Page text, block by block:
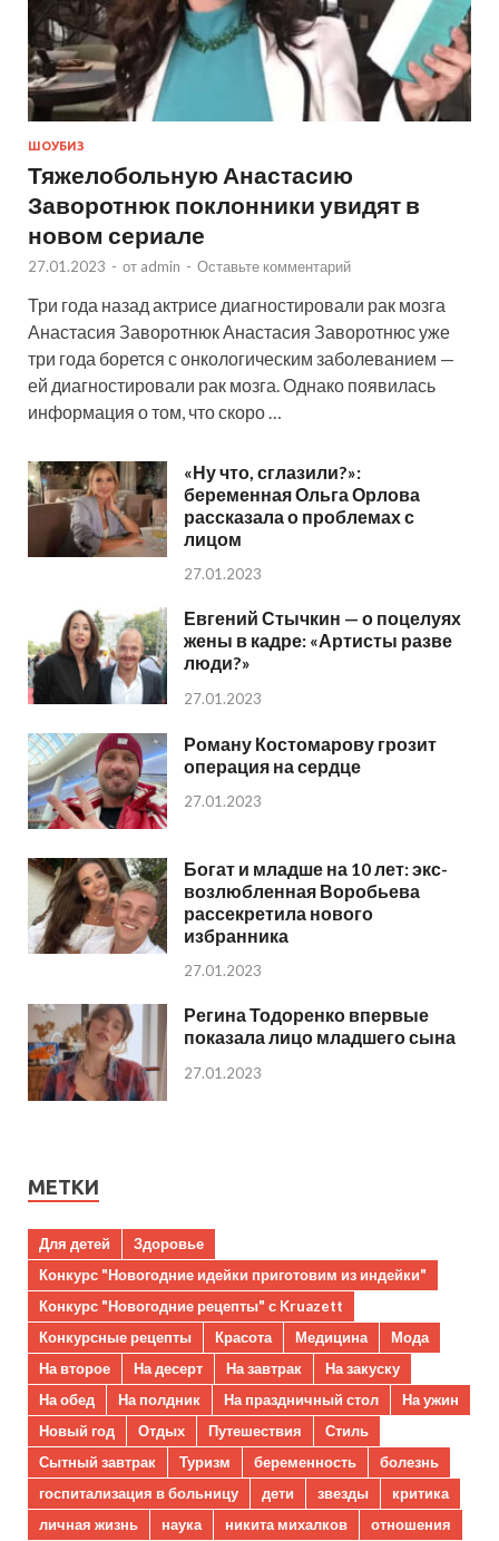
ШОУБИЗ
Тяжелобольную Анастасию
Заворотнюк поклонники увидят в
новом сериале
27.01.2023 - от admin - Оставьте комментарий
Три года назад актрисе диагностировали рак мозга
Анастасия Заворотнюк Анастасия Заворотнюс уже
три года борется с онкологическим заболеванием —
ей диагностировали рак мозга. Однако появилась
информация о том, что скоро …
«Ну что, сглазили?»:
беременная Ольга Орлова
рассказала о проблемах с
лицом
27.01.2023
Евгений Стычкин — о поцелуях
жены в кадре: «Артисты разве
люди?»
27.01.2023
Роману Костомарову грозит
операция на сердце
27.01.2023
Богат и младше на 10 лет: экс-
возлюбленная Воробьева
рассекретила нового
избранника
27.01.2023
Регина Тодоренко впервые
показала лицо младшего сына
27.01.2023
МЕТКИ
Для детей
Здоровье
Конкурс "Новогодние идейки приготовим из индейки"
Конкурс "Новогодние рецепты" с Kruazett
Конкурсные рецепты
Красота Медицина
Мода
На второе
На десерт На завтрак
На закуску
На обед
На полдник На праздничный стол
На ужин
Новый год
Отдых Путешествия
Стиль
Сытный завтрак
Туризм беременность
болезнь
госпитализация в больницу
дети звезды
критика
личная жизнь
наука никита михалков
отношения